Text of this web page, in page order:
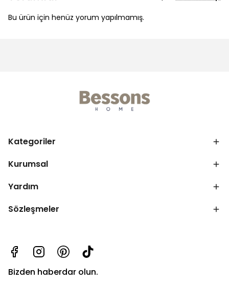
Bu ürün için henüz yorum yapılmamış.
Kategoriler
Kurumsal
Yardım
Sözleşmeler
Bizden haberdar olun.